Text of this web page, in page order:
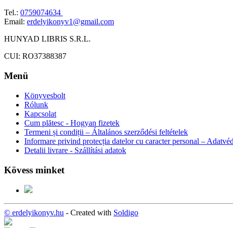
Tel.: 0759074634
Email: erdelyikonyv1@gmail.com
HUNYAD LIBRIS S.R.L.
CUI: RO37388387
Menü
Könyvesbolt
Rólunk
Kapcsolat
Cum plătesc - Hogyan fizetek
Termeni și condiții – Általános szerződési feltételek
Informare privind protecția datelor cu caracter personal –
Detalii livrare - Szállítási adatok
Kövess minket
© erdelyikonyv.hu - Created with Soldigo